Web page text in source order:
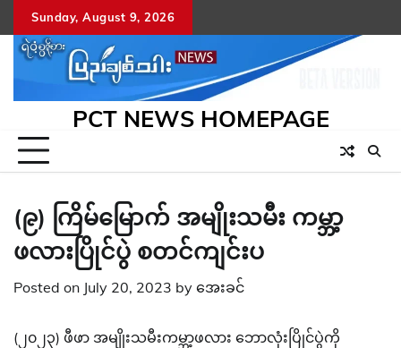
to
content
Sunday, August 9, 2026
PCT NEWS HOMEPAGE
(၉) ကြိမ်မြောက် အမျိုးသမီး ကမ္ဘာ့
ဖလားပြိုင်ပွဲ စတင်ကျင်းပ
Posted on July 20, 2023 by အေးခင်
(၂၀၂၃) ဖီဖာ အမျိုးသမီးကမ္ဘာ့ဖလား ဘောလုံးပြိုင်ပွဲကို